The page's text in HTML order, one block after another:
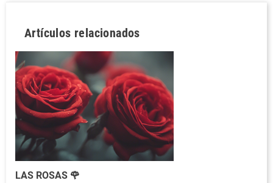
Artículos relacionados
LAS ROSAS 🌹